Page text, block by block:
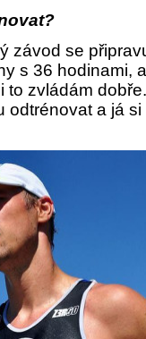
závod se
s 36 hodinami,
zvládám
odtrénovat a já